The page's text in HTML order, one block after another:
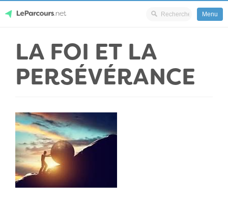
content
LeParcours.net
Menu
LA FOI ET LA
PERSÉVÉRANCE